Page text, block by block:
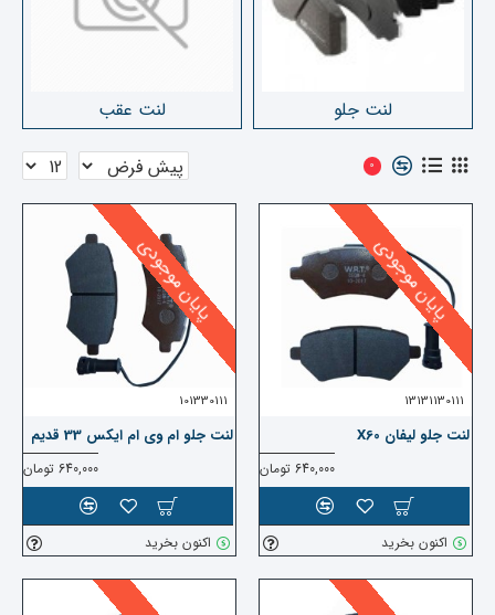
لنت جلو لنت عقب
0
پایان موجودی
13131130111
لنت جلو لیفان X60
640,000 تومان
اکنون بخرید
پایان موجودی
101330111
لنت جلو ام وی ام ایکس 33 قدیم
640,000 تومان
اکنون بخرید